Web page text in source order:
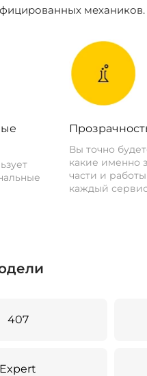
механиков.
Вы точно
какие именно
части и
каждый
407
Expert